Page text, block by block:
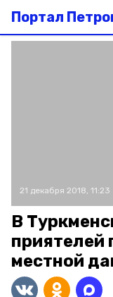
Портал
21 декабря 2018, 11:23
В
приятелей
местной